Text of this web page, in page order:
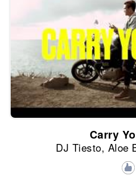
Carry
DJ Tiesto, Aloe